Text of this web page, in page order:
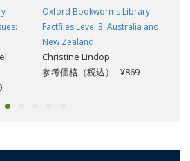
Oxford Bookworms Library
Factfiles Level 3: Australia and
New Zealand
Christine Lindop
参考価格（税込）: ¥869